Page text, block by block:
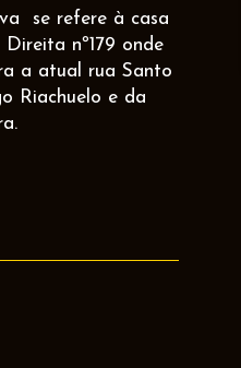
se refere à casa
nº179 onde
a atual rua Santo
Riachuelo e da